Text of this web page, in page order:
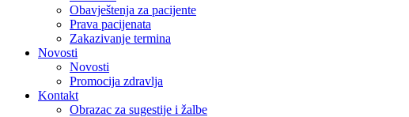
Obavještenja za pacijente
Prava pacijenata
Zakazivanje termina
Novosti
Novosti
Promocija zdravlja
Kontakt
Obrazac za sugestije i žalbe